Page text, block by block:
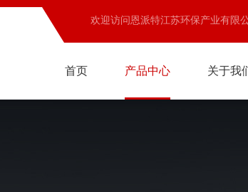
欢迎访问恩派特江苏环保产业有限
首页 产品中心 关于我